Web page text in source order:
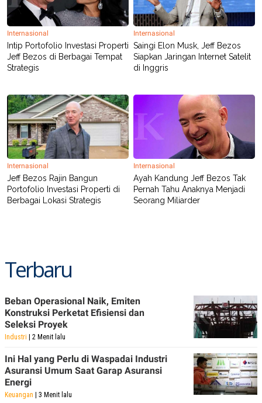
T
I
N
G
K
E
D
I
A
.
I
D
SITEMAP PROFILETERM
OF
PRIVACY
POLICY
Internasional
Intip Portofolio Investasi Properti
Jeff Bezos di Berbagai Tempat
Strategis
Internasional
Saingi Elon Musk, Jeff Bezos
Siapkan Jaringan Internet Satelit
di Inggris
Internasional
Jeff Bezos Rajin Bangun
Portofolio Investasi Properti di
Berbagai Lokasi Strategis
Internasional
Ayah Kandung Jeff Bezos Tak
Pernah Tahu Anaknya Menjadi
Seorang Miliarder
Terbaru
Beban Operasional Naik, Emiten
Konstruksi Perketat Efisiensi dan
Seleksi Proyek
Industri | 2 Menit lalu
Ini Hal yang Perlu di Waspadai Industri
Asuransi Umum Saat Garap Asuransi
Energi
Keuangan | 3 Menit lalu